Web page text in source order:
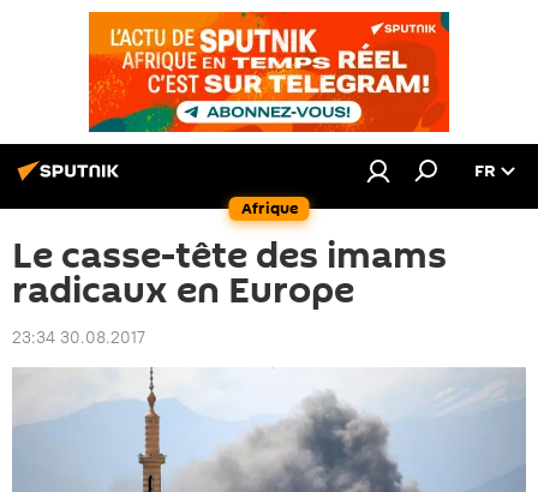
Afrique
FR
Le casse-tête des imams
radicaux en Europe
23:34 30.08.2017